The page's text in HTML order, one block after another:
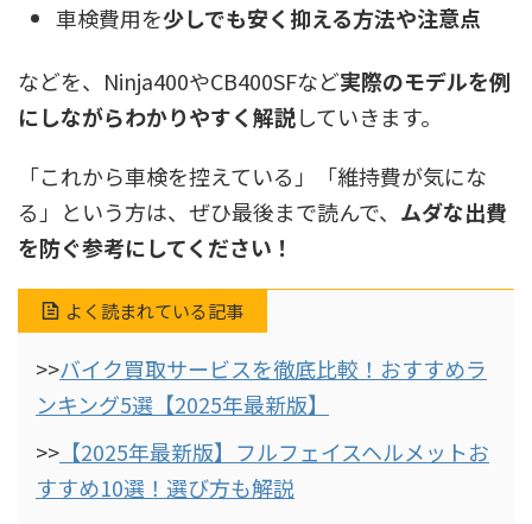
車検費用を少しでも安く抑える方法や注意点
などを、Ninja400やCB400SFなど実際のモデルを例
にしながらわかりやすく解説していきます。
「これから車検を控えている」「維持費が気にな
る」という方は、ぜひ最後まで読んで、 ムダな出費
を防ぐ参考にしてください！
よく読まれている記事
>>バイク買取サービスを徹底比較！おすすめラ
ンキング5選【2025年最新版】
>> 【2025年最新版】フルフェイスヘルメットお
すすめ10選！選び方も解説